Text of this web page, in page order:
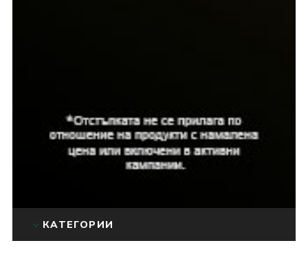
КАТЕГОРИИ